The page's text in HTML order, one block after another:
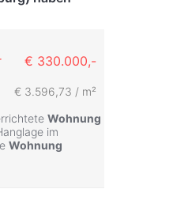
€ 330.000,-
€ 3.596,73 / m²
Wohnung
im
Wohnung